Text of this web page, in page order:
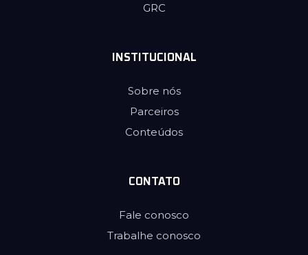
GRC
INSTITUCIONAL
Sobre nós
Parceiros
Conteúdos
CONTATO
Fale conosco
Trabalhe conosco